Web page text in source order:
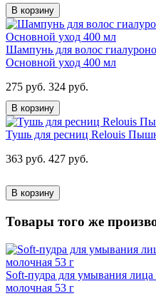
В корзину
Шампунь для волос
Основной уход 400 мл
275 руб. 324 руб.
В корзину
Тушь для ресниц Relouis
363 руб. 427 руб.
В корзину
Товары того же
Soft-пудра для умывания
молочная 53 г